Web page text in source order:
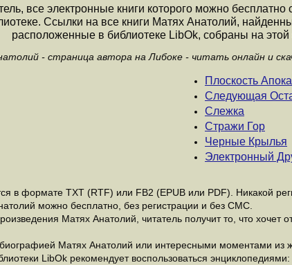
все электронные книги которого можно бесплатно
Ссылки на все книги Матях Анатолий,
расположенные в библиотеке LibOk, собраны на этой
- страница автора на Либоке - читать онлайн и
Плоскость
Следующая
Слежка
Стражи Гор
Черные Крылья
Электронный
в формате ТХТ (RTF) или FB2 (EPUB или PDF). Никакой
можно бесплатно, без регистрации и без СМС.
Матях Анатолий, читатель получит то, что хочет
Матях Анатолий или интересными моментами из
LibOk рекомендует воспользоваться